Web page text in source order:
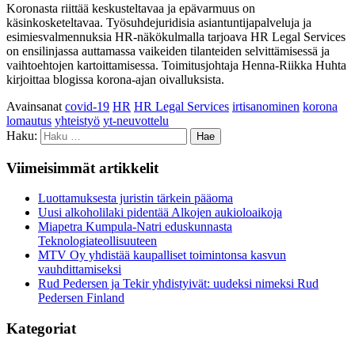
Koronasta riittää keskusteltavaa ja epävarmuus on
käsinkosketeltavaa. Työsuhdejuridisia asiantuntijapalveluja ja
esimiesvalmennuksia HR-näkökulmalla tarjoava HR Legal Services
on ensilinjassa auttamassa vaikeiden tilanteiden selvittämisessä ja
vaihtoehtojen kartoittamisessa. Toimitusjohtaja Henna-Riikka Huhta
kirjoittaa blogissa korona-ajan oivalluksista.
Avainsanat covid-19 HR HR Legal Services irtisanominen korona
lomautus yhteistyö yt-neuvottelu
Haku:
Viimeisimmät artikkelit
Luottamuksesta juristin tärkein pääoma
Uusi alkoholilaki pidentää Alkojen aukioloaikoja
Miapetra Kumpula-Natri eduskunnasta
Teknologiateollisuuteen
MTV Oy yhdistää kaupalliset toimintonsa kasvun
vauhdittamiseksi
Rud Pedersen ja Tekir yhdistyivät: uudeksi nimeksi Rud
Pedersen Finland
Kategoriat